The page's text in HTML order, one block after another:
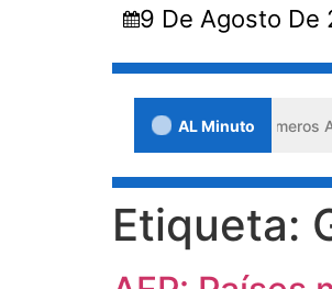
9 De Agosto De
AL Minuto
los «Primeros Auxilios Psicológicos y
Etiqueta: